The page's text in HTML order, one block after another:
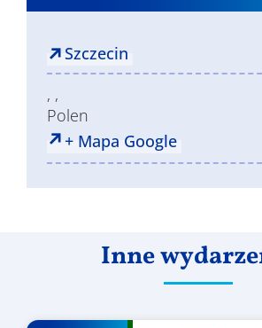
Szczecin
, ,
Polen
+ Mapa Google
Inne